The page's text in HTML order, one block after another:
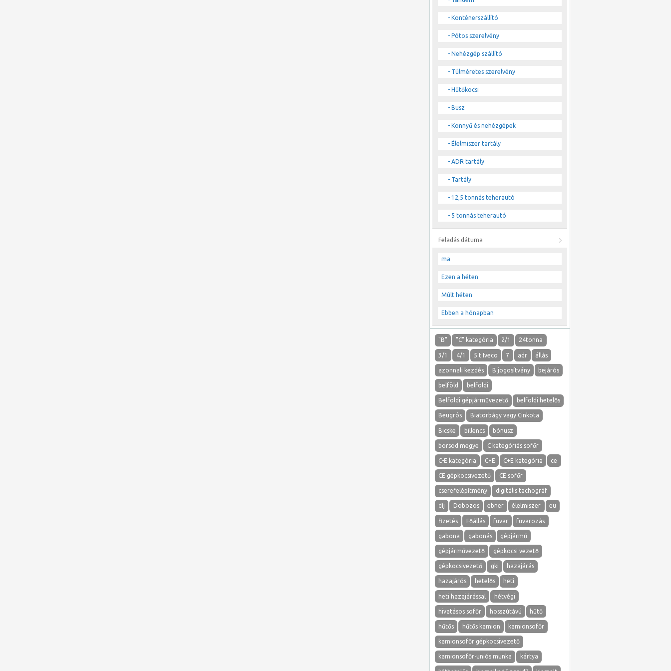
- Konténerszállító
- Pótos szerelvény
- Nehézgép szállító
- Túlméretes szerelvény
- Hűtőkocsi
- Busz
- Könnyű és nehézgépek
- Élelmiszer tartály
- ADR tartály
- Tartály
- 12,5 tonnás teherautó
- 5 tonnás teherautó
Feladás dátuma
ma
Ezen a héten
Múlt héten
Ebben a hónapban
"B" "C" kategória 2/1 24tonna
3/1 4/1 5 t Iveco 7 adr állás
azonnali kezdés B jogosítvány bejárós
belföld belföldi
Belföldi gépjárművezető belföldi hetelős
Beugrós Biatorbágy vagy Cinkota
Bicske billencs bónusz
borsod megye C kategóriás sofőr
C-E kategória C+E C+E kategória ce
CE gépkocsivezető CE sofőr
cserefelépítmény digitális tachográf
díj Dobozos ebner élelmiszer eu
fizetés Főállás fuvar fuvarozás
gabona gabonás gépjármű
gépjárművezető gépkocsi vezető
gépkocsivezető gki hazajárás
hazajárós hetelős heti
heti hazajárással hétvégi
hivatásos sofőr hosszútávú hűtő
hűtős hűtős kamion kamionsofőr
kamionsofőr gépkocsivezető
kamionsofőr-uniós munka kártya